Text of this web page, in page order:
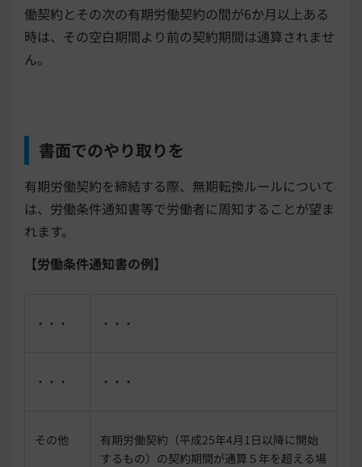
働契約とその次の有期労働契約の間が6か月以上ある
時は、その空白期間より前の契約期間は通算されませ
ん。
書面でのやり取りを
有期労働契約を締結する際、無期転換ルールについて
は、労働条件通知書等で労働者に周知することが望ま
れます。
【労働条件通知書の例】
・・・ ・・・
・・・ ・・・
その他
有期労働契約（平成25年4月1日以降に開始
するもの）の契約期間が通算５年を超える場